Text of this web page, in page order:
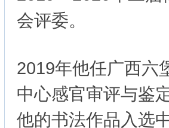
会评委。
2019年他任广西六
中心感官审评与鉴
他的书法作品入选